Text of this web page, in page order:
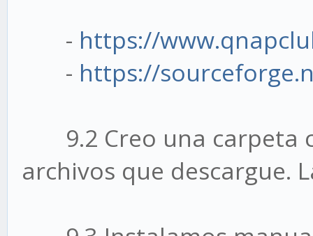
- https://
- https://
9.2 Creo una carpeta
archivos que descargue.